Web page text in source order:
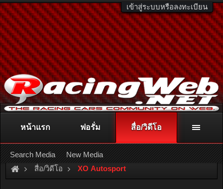
เข้าสู่ระบบหรือลงทะเบียน
ติดต่อลงโฆษณา racingweb@gmail.comหรือโทร. 081-811-1138
หรืออ่านรายละเอียดเพิ่มเติม คลิกที่นี่
สื่อ/วิดีโอ XO Autosport
หน้าแรก ฟอรั่ม สื่อ/วิดีโอ
Search Media New Media